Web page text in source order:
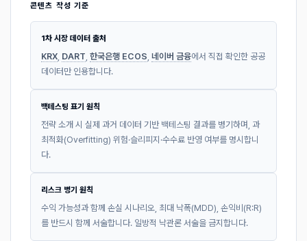
콘텐츠 작성 기준
1차 시장 데이터 출처
KRX DART 한국은행 ECOS 네이버 금융에서 직접 확인한 공공
데이터만 인용합니다.
백테스팅 표기 원칙
전략 소개 시 실제 과거 데이터 기반 백테스팅 결과를 병기하며, 과
최적화(Overfitting) 위험·슬리피지·수수료 반영 여부를 명시합니
다.
리스크 병기 원칙
수익 가능성과 함께 손실 시나리오, 최대 낙폭(MDD), 손익비(R:R)
를 반드시 함께 서술합니다. 일방적 낙관론 서술을 금지합니다.